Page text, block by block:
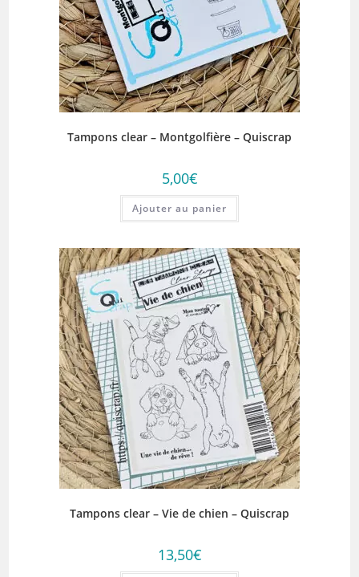
Tampons clear – Montgolfière – Quiscrap
5,00€
Ajouter au panier
Tampons clear – Vie de chien – Quiscrap
13,50€